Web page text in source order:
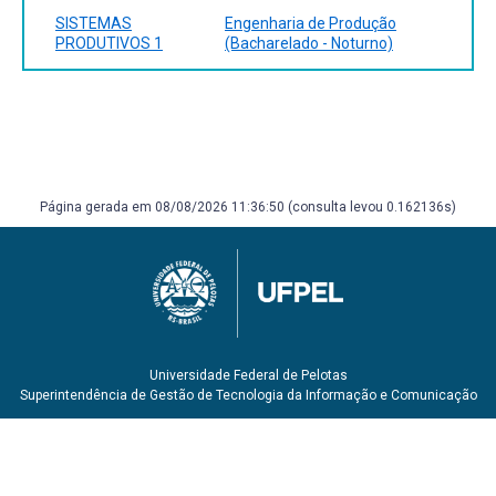
CHING, Hong Yuh (org) [et al.]. Administração da produção
e operações uma abordagem inovadora com desafios
MOREIRA, Daniel Augusto. Administração da produção e
operações. São Paulo: Saraiva 2012. online ISBN
ROMEIRO FILHO, Eduardo. Sistemas integrados de
manufatura para gerentes, engenheiros e designers. São
Paulo Atlas 2014. 1 recurso online ISBN 9788522493944.
SISTEMAS
PRODUTIVOS 1
Engenharia de Produção
(Bacharelado - Noturno)
Página gerada em 08/08/2026 11:36:50 (consulta levou 0.162136s)
Universidade Federal de Pelotas
Superintendência de Gestão de Tecnologia da Informação e Comunicação